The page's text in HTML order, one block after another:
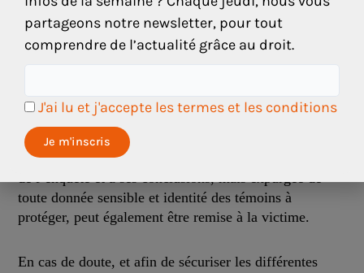
Une version anonymisée et synthétique – rédigée en
plus du rapport – peut être transmise, avec l’accord de
santé sécurité.
Cette synthèse, limitée à la méthodologie, aux étapes
toute donnée sensible et identité des témoins à
protéger, peut également être remise à la victime.
En cas de doute, et afin de sécuriser les différentes
partageons notre newsletter, pour tout
comprendre de l’actualité grâce au droit.
J'ai lu et j'accepte les termes et les conditions